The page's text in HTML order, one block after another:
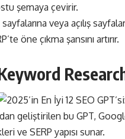
şemaya çevirir.
veya açılış
öne çıkma şansını artırır.
geliştirilen bu GPT,
ve SERP yapısı sunar.